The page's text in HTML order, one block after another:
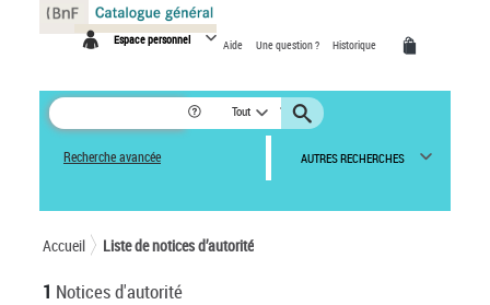
Espace personnel Aide Une question ? Historique
Tout
Recherche avancée AUTRES RECHERCHES
Accueil Liste de notices d’autorité
1 Notices d'autorité
Panneau de gestion des cookies